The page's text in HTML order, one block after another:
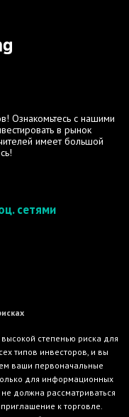
Ознакомьтесь с нашими
в рынок
имеет большой
сетями
степенью риска для
типов инвесторов, и вы
ваши первоначальные
для информационных
должна рассматриваться
к торговле.